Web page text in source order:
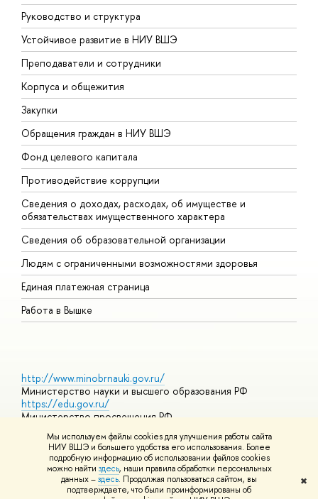
Мы используем файлы cookies для улучшения работы сайта
НИУ ВШЭ и большего удобства его использования. Более
подробную информацию об использовании файлов cookies
можно найти здесь, наши правила обработки персональных
данных –здесь. Продолжая пользоваться сайтом, вы
подтверждаете, что были проинформированы об
✖
Руководство и структура
Устойчивое развитие в НИУ ВШЭ
Преподаватели и сотрудники
Корпуса и общежития
Закупки
Обращения граждан в НИУ ВШЭ
Фонд целевого капитала
Противодействие коррупции
Сведения о доходах, расходах, об имуществе и
обязательствах имущественного характера
Сведения об образовательной организации
Людям с ограниченными возможностями здоровья
Единая платежная страница
Работа в Вышке
http://www.minobrnauki.gov.ru/
Министерство науки и высшего образования РФ
https://edu.gov.ru/
Министерство просвещения РФ
https://elearning.hse.ru/mooc
Массовые открытые онлайн-курсы
© НИУ ВШЭ 1993–2026 Адреса и контактыУсловия
использования материалов Политика конфиденциальности